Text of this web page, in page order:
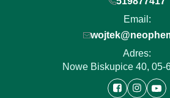
Email:
Adres:
Nowe Biskupice 40, 05-